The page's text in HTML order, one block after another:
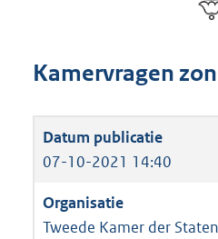
Kamervragen
07-10-2021 14:40
Tweede Kamer der